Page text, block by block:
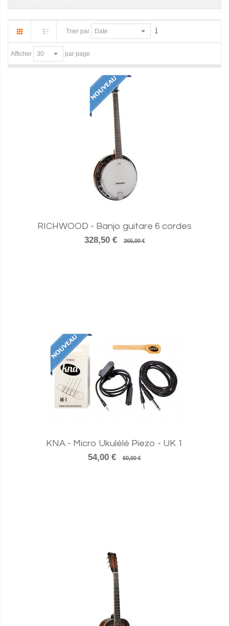
Trier par
Afficher par page
RICHWOOD - Banjo guitare 6 cordes
328,50 €
365,00 €
KNA - Micro Ukulélé Piezo - UK 1
54,00 €
60,00 €